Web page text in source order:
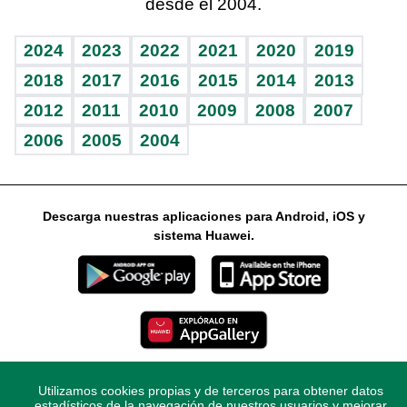
Vida y familia
Eñe
Celebrando la vida
Sin complejos
En pocas palabras
Escuchando al corazón
Economía Personal
Consulta Libre
BRV
TBT Deportivo
Más firmas
Guía del dinero
Horóscopos
desde el 2004.
2024 2023 2022 2021 2020
2019
2018
2017 2016 2015 2014
2013
2012
2011 2010 2009 2008
2007
2006
2005 2004
Descarga nuestras aplicaciones para Android, iOS y
sistema Huawei.
© 2021 Diario Libre, todos los derechos reservados.
Utilizamos cookies propias y de terceros para obtener datos